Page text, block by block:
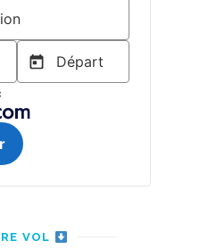
VOL